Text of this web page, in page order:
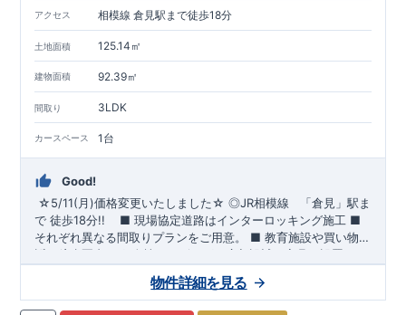
アクセス 相模線 倉見駅まで徒歩18分
土地面積 125.14㎡
建物面積 92.39㎡
間取り 3LDK
カースペース 1台
Good!
☆5/11(月)価格変更いたしました☆ ​◎JR相模線 「倉見」駅ま
で 徒歩18分!!
■ 現場協定道路はインターロッキング施工 ■
それぞれ異なる間取りプランをご用意。
■教育施設や買い物施
設が徒歩圏内♪
全棟、リビングは広々設計で家具を設置して
も十分ゆとりの空間です♪​ ■ リビング全体を見渡せる「対面式
■ キッチンにはポップアップ天井採用でお
しゃれな空間でお料理が可能！
◆ ブルーミングガーデンのこだわり ◆← 各タイトルをクリ
■『長期優良住宅』取得予定! ・国の定めた基準を全てク
・住宅ローン減税、固定資産税などの税制優遇を受けられ
ます。 ・中古市場でも、長期優良住宅が有利に働きます。
物件詳細を見る